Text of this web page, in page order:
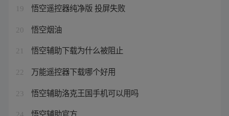
19 悟空遥控器纯净版 投屏失败
20 悟空烟油
21 悟空辅助下载为什么被阻止
22 万能遥控器下载哪个好用
23 悟空辅助洛克王国手机可以用吗
悟空辅助官方